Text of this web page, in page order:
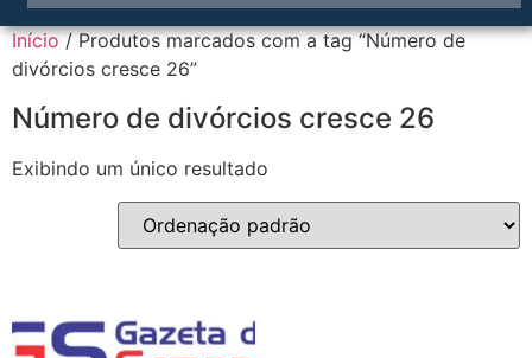
Início/ Produtos marcados com a tag “Número de
divórcios cresce 26”
Número de divórcios cresce 26
Exibindo um único resultado